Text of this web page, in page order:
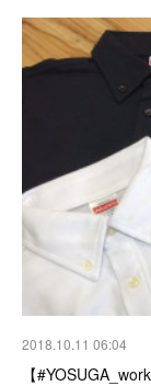
2018.10.11 06:04
【